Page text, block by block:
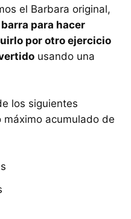
el Barbara original,
para hacer
por otro ejercicio
usando una
los siguientes
acumulado de